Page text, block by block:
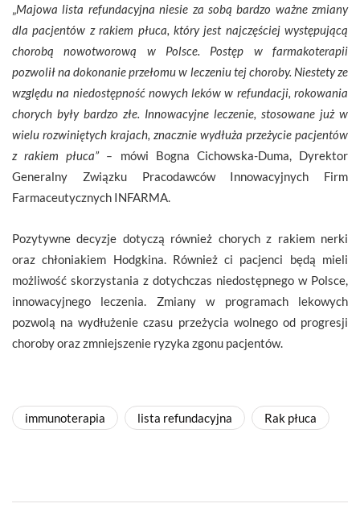
Majowa lista refundacyjna niesie za sobą bardzo ważne zmiany
dla pacjentów z rakiem płuca, który jest najczęściej występującą
chorobą nowotworową w Polsce. Postęp w farmakoterapii
pozwolił na dokonanie przełomu w leczeniu tej choroby. Niestety ze
względu na niedostępność nowych leków w refundacji, rokowania
chorych były bardzo złe. Innowacyjne leczenie, stosowane już w
wielu rozwiniętych krajach, znacznie wydłuża przeżycie pacjentów
z rakiem płuca” – mówi Bogna Cichowska-Duma, Dyrektor
Generalny Związku Pracodawców Innowacyjnych Firm
Farmaceutycznych INFARMA.
Pozytywne decyzje dotyczą również chorych z rakiem nerki
oraz chłoniakiem Hodgkina. Również ci pacjenci będą mieli
możliwość skorzystania z dotychczas niedostępnego w Polsce,
innowacyjnego leczenia. Zmiany w programach lekowych
pozwolą na wydłużenie czasu przeżycia wolnego od progresji
choroby oraz zmniejszenie ryzyka zgonu pacjentów.
immunoterapia lista refundacyjna Rak płuca